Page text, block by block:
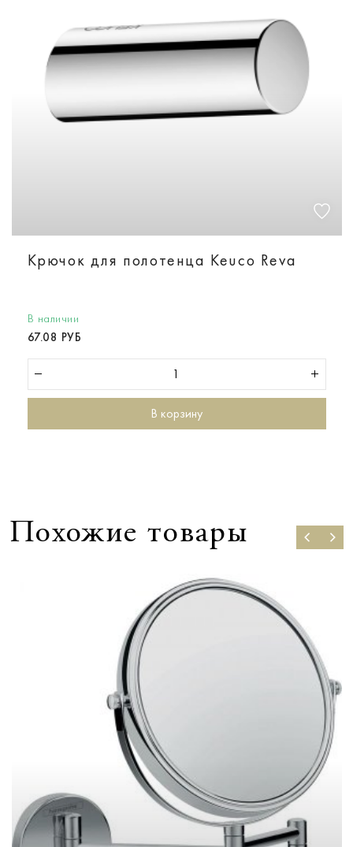
Крючок для полотенца Keuco Reva
В наличии
67.08 РУБ
В корзину
Похожие товары